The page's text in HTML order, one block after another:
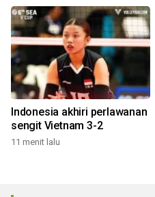
Indonesia akhiri perlawanan
sengit Vietnam 3-2
11 menit lalu